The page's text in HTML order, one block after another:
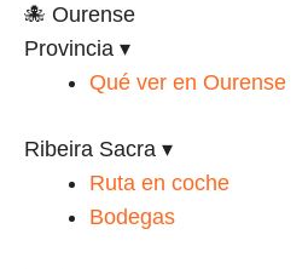
🐙 Ourense
Provincia ▾
Qué ver en Ourense
Ribeira Sacra ▾
Ruta en coche
Bodegas